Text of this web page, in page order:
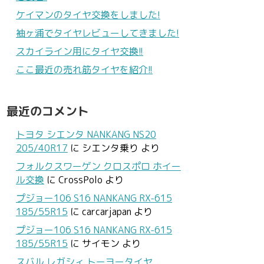
ケイマンのタイヤ交換をしました!
袖ヶ浦でタイヤレビューしてきました!
スカイライン用にタイヤ交換!!
ここ最近の売れ筋タイヤを紹介!!
最近のコメント
トヨタ シエンタ NANKANG NS20
205/40R17 に シエンタ乗り より
フォルクスワーゲン クロスポロ ホイー
ル交換 に CrossPolo より
プジョー106 S16 NANKANG RX-615
185/55R15 に carcarjapan より
プジョー106 S16 NANKANG RX-615
185/55R15 に サイモン より